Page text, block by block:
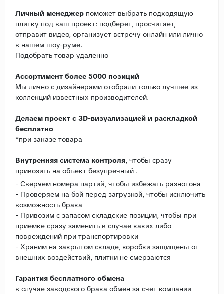
Личный менеджер поможет выбрать подходящую
плитку под ваш проект: подберет, просчитает,
отправит видео, организует встречу онлайн или лично
в нашем шоу-руме.
Подобрать товар удаленно
Ассортимент более 5000 позиций
Мы лично с дизайнерами отобрали только лучшее из
коллекций известных производителей.
Делаем проект с 3D-визуализацией и раскладкой
бесплатно
*при заказе товара
Внутренняя система контроля , чтобы сразу
привозить на объект безупречный .
- Сверяем номера партий, чтобы избежать разнотона
- Проверяем на бой перед загрузкой, чтобы исключить
возможность брака
- Привозим с запасом складские позиции, чтобы при
приемке сразу заменить в случае каких либо
повреждений при транспортировки
- Храним на закрытом складе, коробки защищены от
внешних воздействий, плитки не смерзаются
Гарантия бесплатного обмена
в случае заводского брака обмен за счет компании